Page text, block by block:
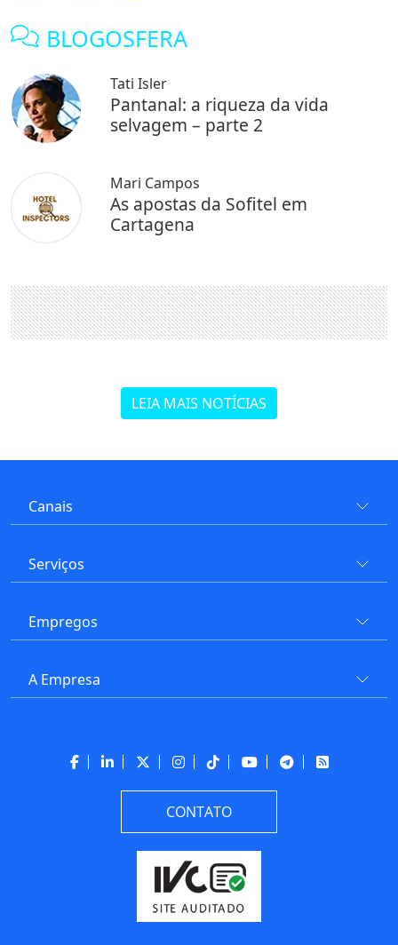
BLOGOSFERA
Tati Isler
Pantanal: a riqueza da vida
selvagem – parte 2
Mari Campos
As apostas da Sofitel em
Cartagena
LEIA MAIS NOTÍCIAS
Canais
Serviços
Empregos
A Empresa
CONTATO